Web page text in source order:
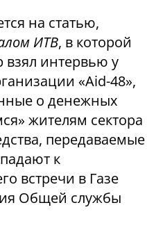
на статью,
ИТВ, в которой
взял интервью у
«Aid-48»,
о денежных
жителям сектора
передаваемые
к
встречи в Газе
Общей службы